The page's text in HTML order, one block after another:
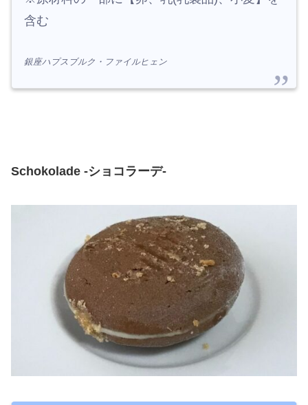
含む
銀座ハプスブルク・ファイルヒェン
Schokolade -ショコラーデ-